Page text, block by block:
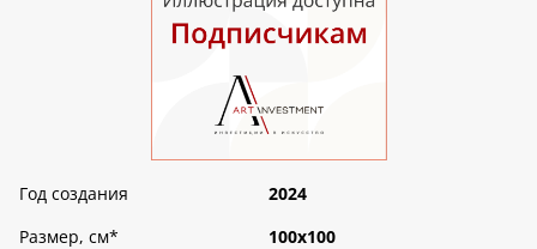
Год создания
2024
Размер, см*
100х100